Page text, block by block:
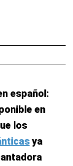
español:
en
los
ya